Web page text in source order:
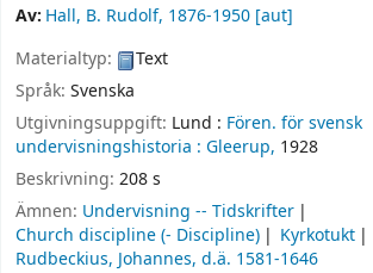
Av: Hall, B. Rudolf, 1876-1950 [aut]
Materialtyp:
Text
Språk: Svenska
Utgivningsuppgift: Lund : Fören. för svensk
undervisningshistoria : Gleerup, 1928
Beskrivning: 208 s
Ämnen: Undervisning -- Tidskrifter
Church discipline (- Discipline)
Kyrkotukt
Rudbeckius, Johannes, d.ä. 1581-1646